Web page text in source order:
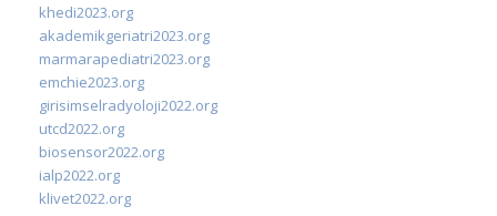
khedi2023.org
akademikgeriatri2023.org
marmarapediatri2023.org
emchie2023.org
girisimselradyoloji2022.org
utcd2022.org
biosensor2022.org
ialp2022.org
klivet2022.org